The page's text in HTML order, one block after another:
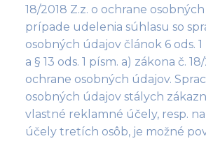
18/2018 Z.z. o ochrane
prípade udelenia súhlasu so
osobných údajov článok 6 ods. 1
a § 13 ods. 1 písm. a) zákona č.
ochrane osobných údajov.
osobných údajov stálych
vlastné reklamné účely, resp.
účely tretích osôb, je možné